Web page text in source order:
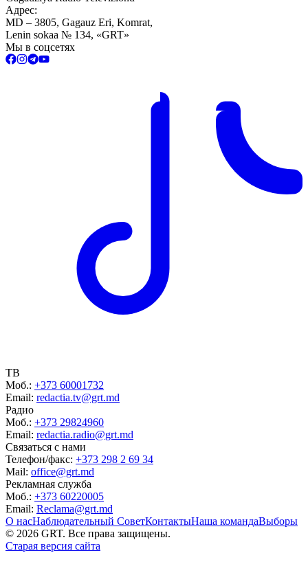
Адрес:
MD – 3805, Gagauz Eri, Komrat,
Lenin sokaa № 134, «GRT»
Мы в соцсетях
ТВ
Моб.: +373 60001732
Email: redactia.tv@grt.md
Радио
Моб.: +373 29824960
Email: redactia.radio@grt.md
Связаться с нами
Телефон/факс: +373 298 2 69 34
Mail: office@grt.md
Рекламная служба
Моб.: +373 60220005
Email: Reclama@grt.md
О насНаблюдательный СоветКонтактыНаша командаВыборы
© 2026 GRT. Все права защищены.
Старая версия сайта